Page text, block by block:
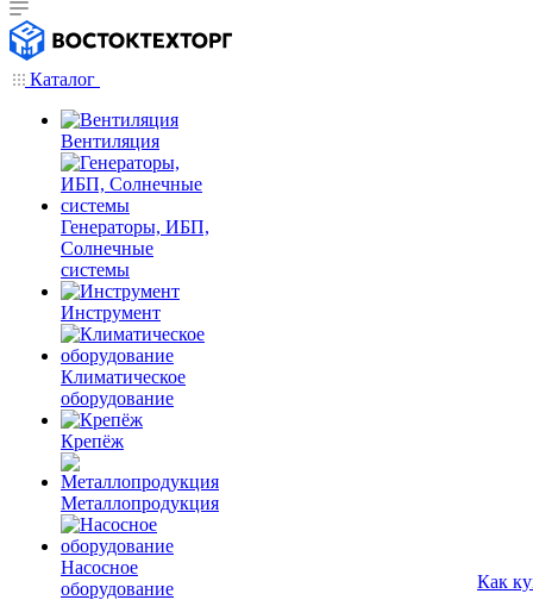
Каталог
Вентиляция
Генераторы, ИБП,
Солнечные
системы
Инструмент
Климатическое
оборудование
Крепёж
Металлопродукция
Насосное
оборудование
Как